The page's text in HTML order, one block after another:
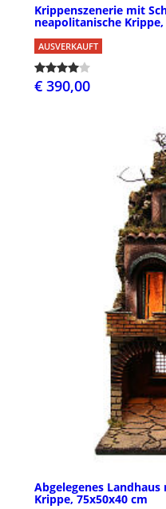
Krippenszenerie mit
neapolitanische Krippe,
AUSVERKAUFT
€ 390,00
Abgelegenes
Krippe, 75x50x40 cm